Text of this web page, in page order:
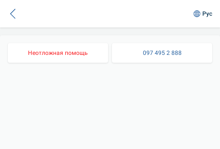
Рус
Неотложная помощь 097 495 2 888